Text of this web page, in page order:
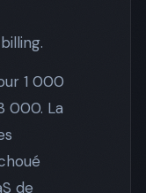
1 000
000. La
de